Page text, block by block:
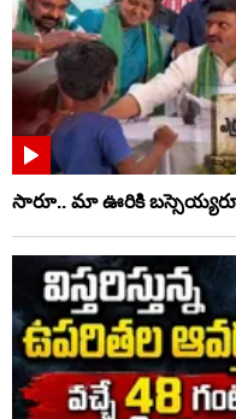
సారూ.. మా ఊరికి